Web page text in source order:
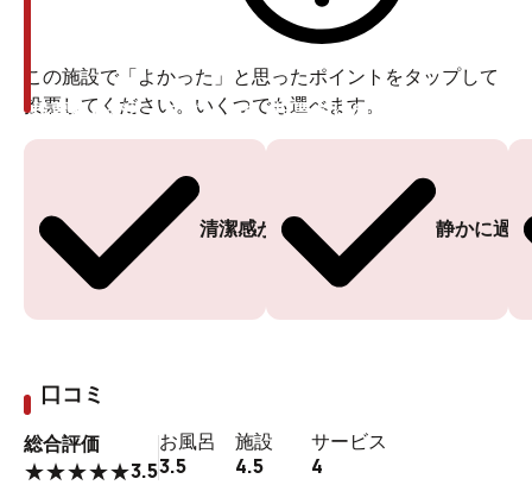
この施設で「よかった」と思ったポイントをタップして
投票してください。いくつでも選べます。
清潔感がある
投票ありがとうございます
静かに過
投票ありがとうございます
口コミ
総合評価
★★★★★3.5
お風呂
3.5
施設
4.5
サービス
4